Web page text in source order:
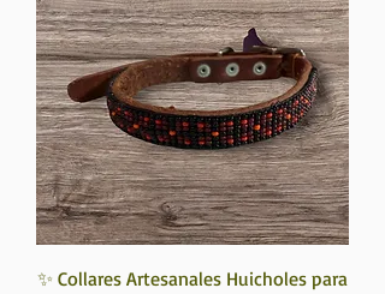
✨ Collares Artesanales Huicholes para